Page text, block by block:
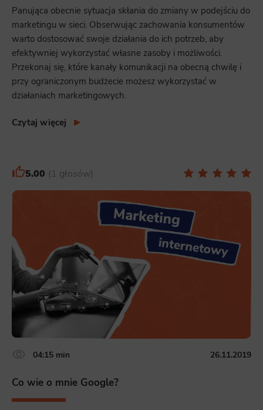
Panująca obecnie sytuacja skłania do zmiany w podejściu do
marketingu w sieci. Obserwując zachowania konsumentów
warto dostosować swoje działania do ich potrzeb, aby
efektywniej wykorzystać własne zasoby i możliwości.
Przekonaj się, które kanały komunikacji na obecną chwilę i
przy ograniczonym budżecie możesz wykorzystać w
działaniach marketingowych.
Czytaj więcej
5.00 1 głosów
04:15 min 26.11.2019
Co wie o mnie Google?